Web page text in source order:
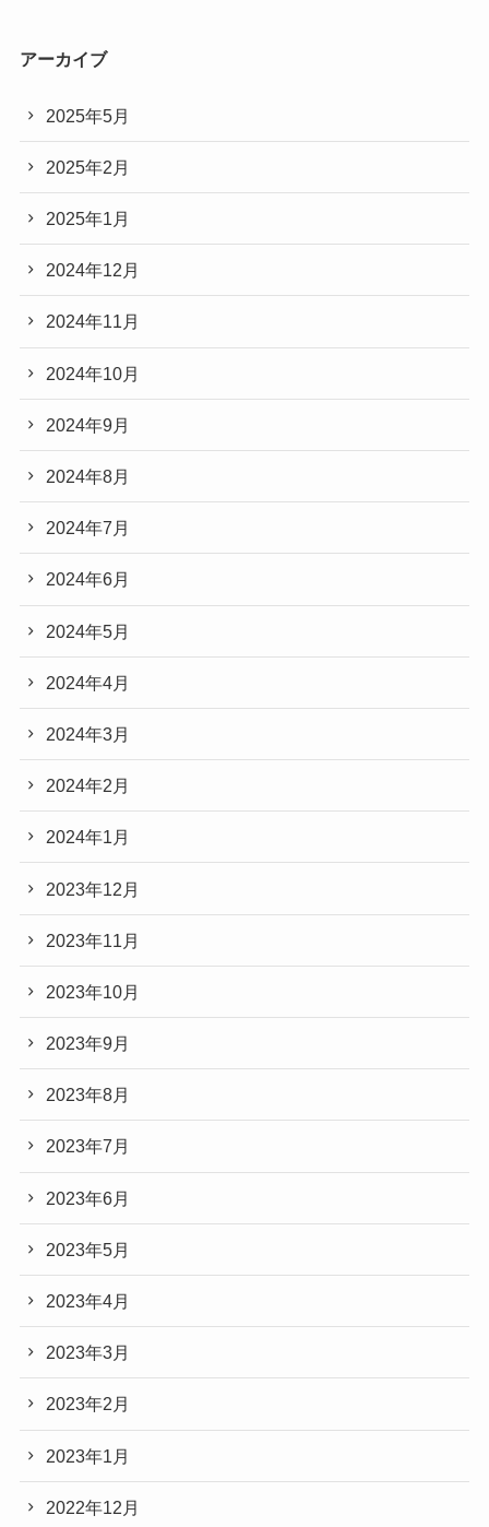
アーカイブ
2025年5月
2025年2月
2025年1月
2024年12月
2024年11月
2024年10月
2024年9月
2024年8月
2024年7月
2024年6月
2024年5月
2024年4月
2024年3月
2024年2月
2024年1月
2023年12月
2023年11月
2023年10月
2023年9月
2023年8月
2023年7月
2023年6月
2023年5月
2023年4月
2023年3月
2023年2月
2023年1月
2022年12月